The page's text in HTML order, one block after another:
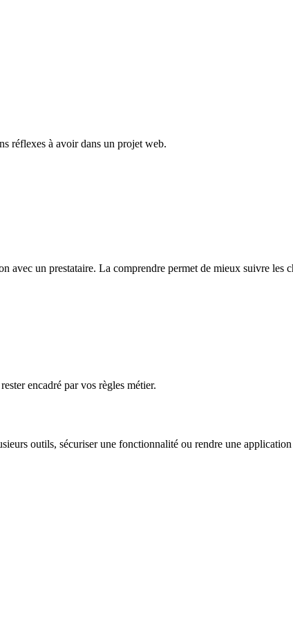
réflexes à avoir dans un projet web.
un prestataire. La comprendre permet de mieux suivre les
encadré par vos règles métier.
outils, sécuriser une fonctionnalité ou rendre une